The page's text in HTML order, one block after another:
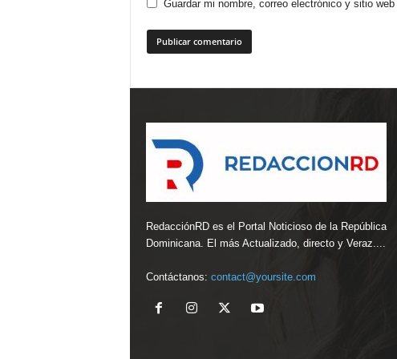
Guardar mi nombre, correo electrónico y sitio
RedacciónRD es el Portal Noticioso de la República
Dominicana. El más Actualizado, directo y Veraz....
Contáctanos: contact@yoursite.com